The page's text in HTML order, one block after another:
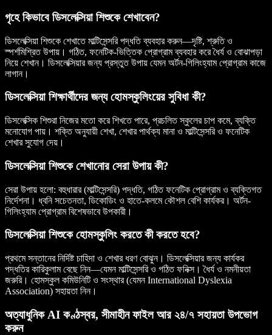
গৃহে কিভাবে ডিসলেক্সিয়া শিশুকে শেখাবেন?
ডিসলেক্সিয়া শিশুকে শেখাতে মাল্টিসেন্সরি পদ্ধতি ব্যবহার করুন—দৃষ্টি, শ্রুতি ও
স্পর্শমিশ্রিত উপায়। গঠিত, ফনেটিক-ভিত্তিক প্রোগ্রাম ব্যবহার করে ধৈর্য ও বোঝাপড়া
নিয়ে শেখান। ডিসলেক্সিয়ার জন্য প্রস্তুত উপায় যেমন অর্টন-গিলিংহ্যাম প্রোগ্রাম কাজে
লাগান।
ডিসলেক্সিয়া শিক্ষার্থীদের জন্য হোমস্কুলিংয়ের সুবিধা কী?
ডিসলেক্সিক শিশুরা নিজের মতো করে শিখতে পারে, প্রচলিত স্কুলের চাপ কমে, ব্যক্তি
মনোযোগ পায়। শক্তি অনুযায়ী শেখা, শেখার পার্থক্য মানা ও মাল্টিসেন্সরি ও ফনেটিক
শেখার সুযোগ দেয়।
ডিসলেক্সিয়া শিশুকে শেখানোর সেরা উপায় কী?
সেরা উপায় হলো: বহুধারার (মাল্টিসেন্সরি) পদ্ধতি, গঠিত ফনেটিক প্রোগ্রাম ও ব্যক্তিগত
নির্দেশনা। ধ্বনি সচেতনতা, ডিকোডিং ও হাতে-কলমে কৌশল বেশি কার্যকর। অর্টন-
গিলিংহ্যাম প্রোগ্রাম বিশেষভাবে উপকারী।
ডিসলেক্সিয়া শিশুকে হোমস্কুলিং করতে কী করতে হবে?
প্রথমে সন্তানের নির্দিষ্ট চাহিদা ও শেখার ধরণ বোঝুন। ডিসলেক্সিয়ার জন্য কার্যকর
পদ্ধতির কারিকুলাম বেছে নিন—যেমন মাল্টিসেন্সরি ও গঠিত ফনিক্স। ধৈর্য ও নমনীয়তা
জরুরি। হোমস্কুল কমিউনিটি ও সংস্থার (যেমন International Dyslexia
Association) সহায়তা নিন।
অত্যাধুনিক AI কণ্ঠস্বর, সীমাহীন ফাইল আর ২৪/৭ সহায়তা উপভোগ
করুন